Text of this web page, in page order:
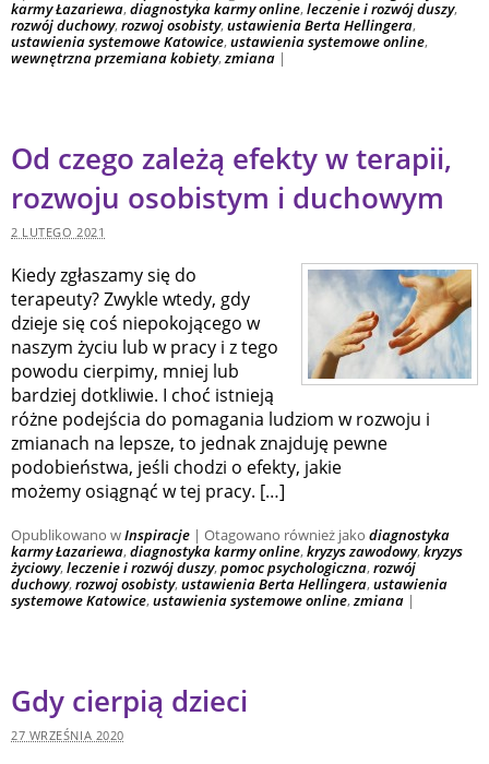
karmy Łazariewa,diagnostyka karmy online,leczenie i rozwój duszy,
rozwój duchowy,rozwoj osobisty,ustawienia Berta Hellingera,
ustawienia systemowe Katowice,ustawienia systemowe online,
wewnętrzna przemiana kobiety,zmiana |
Od czego zależą efekty w terapii,
rozwoju osobistym i duchowym
2 LUTEGO 2021
Kiedy zgłaszamy się do
terapeuty? Zwykle wtedy, gdy
dzieje się coś niepokojącego w
naszym życiu lub w pracy i z tego
powodu cierpimy, mniej lub
bardziej dotkliwie. I choć istnieją
różne podejścia do pomagania ludziom w rozwoju i
zmianach na lepsze, to jednak znajduję pewne
podobieństwa, jeśli chodzi o efekty, jakie
możemy osiągnąć w tej pracy. […]
Opublikowano wInspiracje | Otagowano również jako diagnostyka
karmy Łazariewa,diagnostyka karmy online,kryzys zawodowy,kryzys
życiowy,leczenie i rozwój duszy,pomoc psychologiczna,rozwój
duchowy,rozwoj osobisty,ustawienia Berta Hellingera,ustawienia
systemowe Katowice,ustawienia systemowe online,zmiana |
Gdy cierpią dzieci
27 WRZEŚNIA 2020